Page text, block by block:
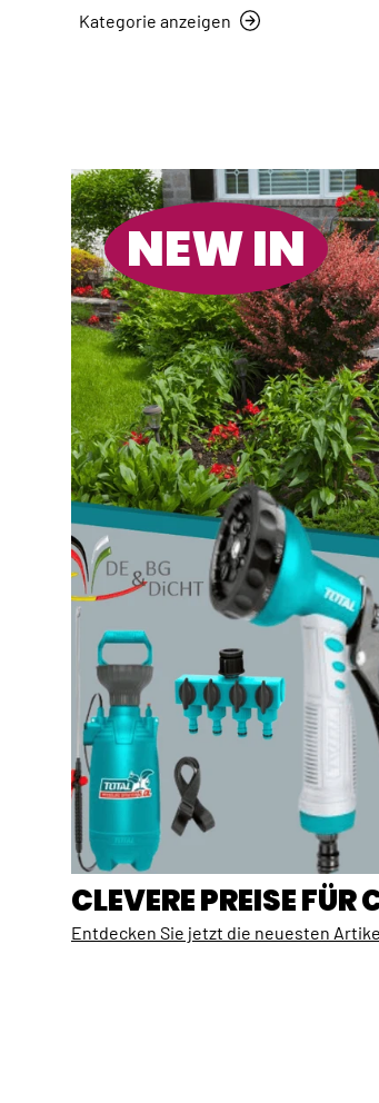
Kategorie anzeigen
NEW IN
CLEVERE PREISE FÜR
Entdecken Sie jetzt die neuesten